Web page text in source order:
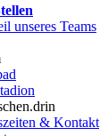
unseres Teams
& Kontakt